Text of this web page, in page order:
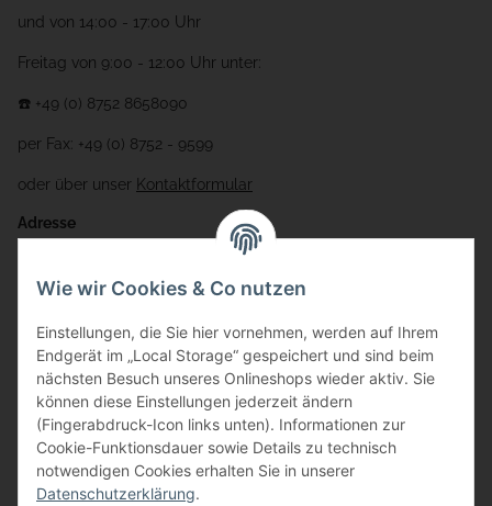
und von 14:00 - 17:00 Uhr
Freitag von 9:00 - 12:00 Uhr unter:
☎️ +49 (0) 8752 8658090
per Fax: +49 (0) 8752 - 9599
oder über unser Kontaktformular
Adresse
Gewerbering 17
84072 Au i.d. Hallertau
info@bauer-tore.de
Wie wir Cookies & Co nutzen
Einstellungen, die Sie hier vornehmen, werden auf Ihrem
Endgerät im „Local Storage“ gespeichert und sind beim
nächsten Besuch unseres Onlineshops wieder aktiv. Sie
können diese Einstellungen jederzeit ändern
(Fingerabdruck-Icon links unten). Informationen zur
Cookie-Funktionsdauer sowie Details zu technisch
notwendigen Cookies erhalten Sie in unserer
Datenschutzerklärung.